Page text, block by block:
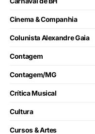
Cinema & Companhia
Colunista Alexandre Gaia
Contagem
Contagem/MG
Crítica Musical
Cultura
Cursos & Artes